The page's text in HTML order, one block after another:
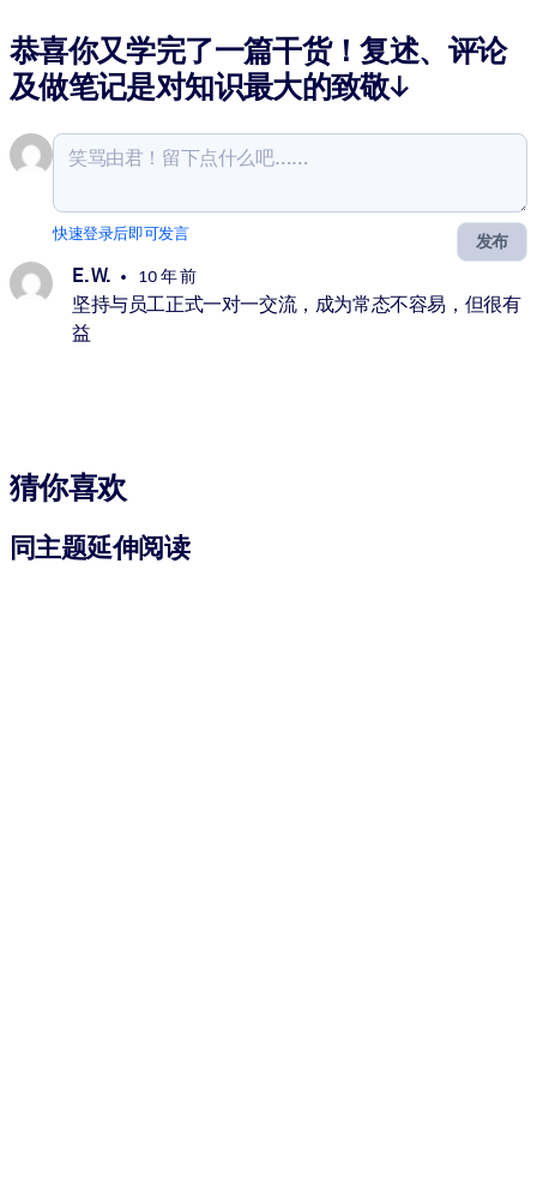
恭喜你又学完了一篇干货！复述、评论
及做笔记是对知识最大的致敬↓
发布
快速登录后即可发言
E. W. 10 年 前
坚持与员工正式一对一交流，成为常态不容易，但很有
益
猜你喜欢
同主题延伸阅读